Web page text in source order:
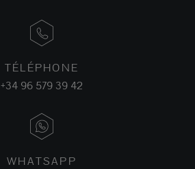
TÉLÉPHONE
+34 96 579 39 42
WHATSAPP